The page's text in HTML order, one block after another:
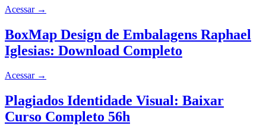
Acessar →
BoxMap Design de Embalagens Raphael
Iglesias: Download Completo
Acessar →
Plagiados Identidade Visual: Baixar
Curso Completo 56h